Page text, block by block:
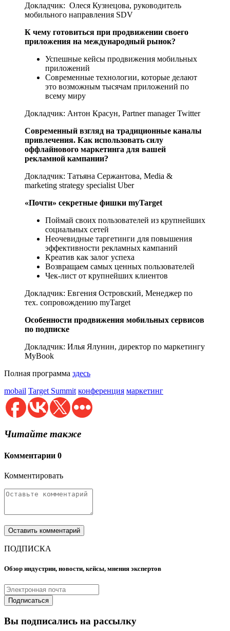
Докладчик: Олеся Кузнецова, руководитель
мобильного направления SDV
К чему готовиться при продвижении своего
приложения на международный рынок?
Успешные кейсы продвижения мобильных
приложений
Современные технологии, которые делают
это возможным тысячам приложений по
всему миру
Докладчик: Антон Красун, Partner manager Twitter
Современный взгляд на традиционные каналы
привлечения. Как использовать силу
оффлайнового маркетинга для вашей
рекламной кампании?
Докладчик: Татьяна Сержантова, Media &
marketing strategy specialist Uber
«Почти» секретные фишки myTarget
Поймай своих пользователей из крупнейших
социальных сетей
Неочевидные таргетинги для повышения
эффективности рекламных кампаний
Креатив как залог успеха
Возвращаем самых ценных пользователей
Чек-лист от крупнейших клиентов
Докладчик: Евгения Островский, Менеджер по
тех. сопровождению myTarget
Особенности продвижения мобильных сервисов
по подписке
Докладчик: Илья Ялунин, директор по маркетингу
MyBook
Полная программа здесь
mobail Target Summit конференция маркетинг
Читайте также
Комментарии 0
Комментировать
ПОДПИСКА
Обзор индустрии, новости, кейсы, мнения экспертов
Вы подписались на рассылку